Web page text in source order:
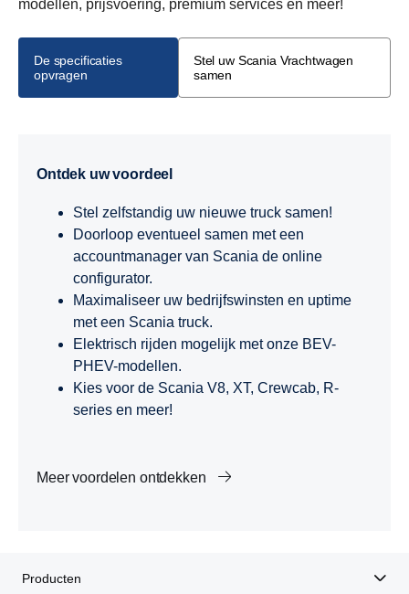
modellen, prijsvoering, premium services en meer!
De specificaties
opvragen
Stel uw Scania Vrachtwagen
samen
Ontdek uw voordeel
Stel zelfstandig uw nieuwe truck samen!
Doorloop eventueel samen met een
accountmanager van Scania de online
configurator.
Maximaliseer uw bedrijfswinsten en uptime
met een Scania truck.
Elektrisch rijden mogelijk met onze BEV-
PHEV-modellen.
Kies voor de Scania V8, XT, Crewcab, R-
series en meer!
Meer voordelen ontdekken
Producten